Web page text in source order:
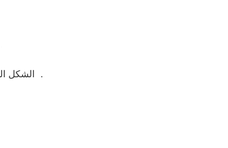
الشكل الخارجي لغسالة ملابس هيتاشي جيد ومتوفر منها اكثر من لون مثل ابيض واسود وسيلفر لتناسب الجميع .